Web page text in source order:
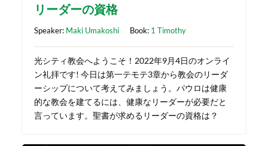
リーダーの資格
Speaker: Maki Umakoshi Book: 1 Timothy
光シティ教会へようこそ！2022年9月4日のオンライ
ン礼拝です! 今日は第一テモテ3章から教会のリーダ
ーシップについて考えてみましょう。パウロは健康
的な教会を建てるには、健康なリーダーが必要だと
言っています。聖書が求めるリーダーの資格は？